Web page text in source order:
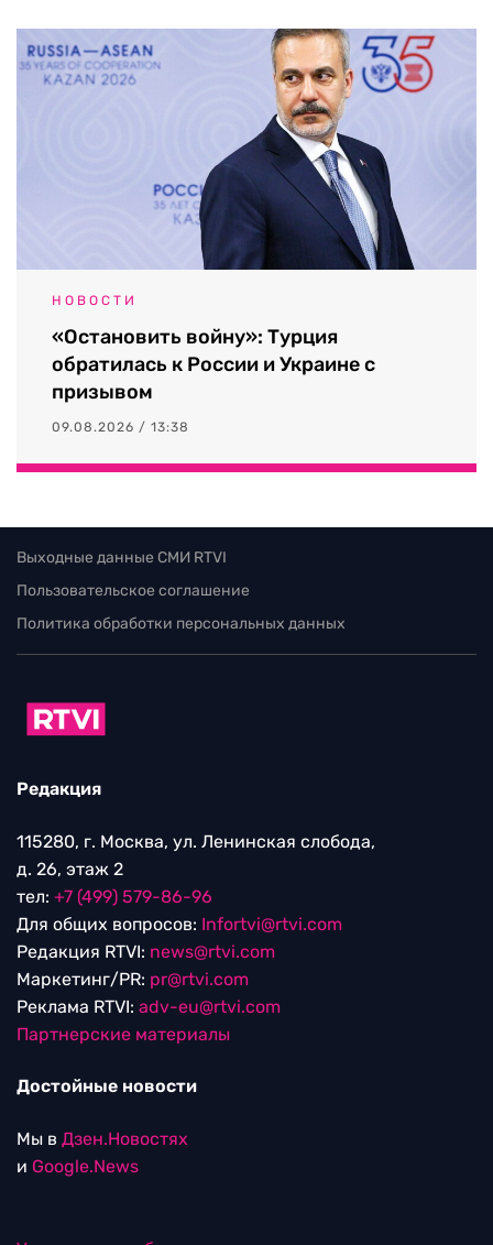
НОВОСТИ
«Остановить войну»: Турция
обратилась к России и Украине с
призывом
09.08.2026 / 13:38
Выходные данные СМИ RTVI
Пользовательское соглашение
Политика обработки персональных данных
Редакция
115280, г. Москва, ул. Ленинская слобода,
д. 26, этаж 2
тел: +7 (499) 579-86-96
Для общих вопросов: Infortvi@rtvi.com
Редакция RTVI: news@rtvi.com
Маркетинг/PR: pr@rtvi.com
Реклама RTVI: adv-eu@rtvi.com
Партнерские материалы
Достойные новости
Мы в Дзен.Новостях
и Google.News